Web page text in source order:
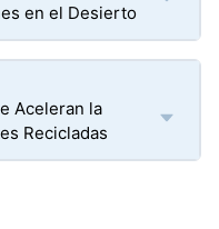
en el Desierto
Aceleran la
Recicladas